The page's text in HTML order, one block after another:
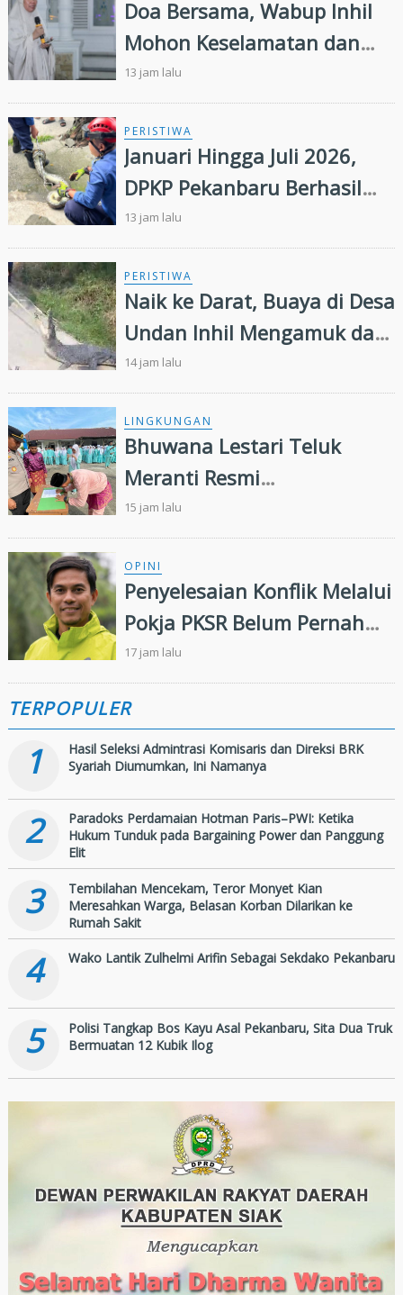
Doa Bersama, Wabup Inhil
Mohon Keselamatan dan
Keberkahan Daerah
13 jam lalu
PERISTIWA
Januari Hingga Juli 2026,
DPKP Pekanbaru Berhasil
Evakuasi 72 Ekor Ular di
Permukiman Warga
13 jam lalu
PERISTIWA
Naik ke Darat, Buaya di Desa
Undan Inhil Mengamuk dan
Kejar Warga
14 jam lalu
LINGKUNGAN
Bhuwana Lestari Teluk
Meranti Resmi
Dikukuhkan,Wujudkan
Generasi Muda Peduli
Lingkungan
15 jam lalu
OPINI
Penyelesaian Konflik Melalui
Pokja PKSR Belum Pernah
Terwujud: Menguji
Keseriusan APP Group
Menjalankan Remedy
Framework FSC
17 jam lalu
TERPOPULER
1
Hasil Seleksi Admintrasi Komisaris dan Direksi BRK
Syariah Diumumkan, Ini Namanya
2
Paradoks Perdamaian Hotman Paris–PWI: Ketika
Hukum Tunduk pada Bargaining Power dan Panggung
Elit
3
Tembilahan Mencekam, Teror Monyet Kian
Meresahkan Warga, Belasan Korban Dilarikan ke
Rumah Sakit
4 Wako Lantik Zulhelmi Arifin Sebagai Sekdako Pekanbaru
5
Polisi Tangkap Bos Kayu Asal Pekanbaru, Sita Dua Truk
Bermuatan 12 Kubik Ilog